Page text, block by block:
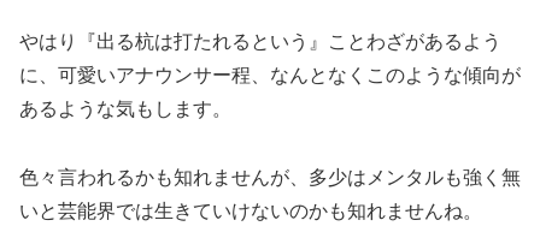
やはり『出る杭は打たれるという』ことわざがあるよう
に、可愛いアナウンサー程、なんとなくこのような傾向が
あるような気もします。
色々言われるかも知れませんが、多少はメンタルも強く無
いと芸能界では生きていけないのかも知れませんね。